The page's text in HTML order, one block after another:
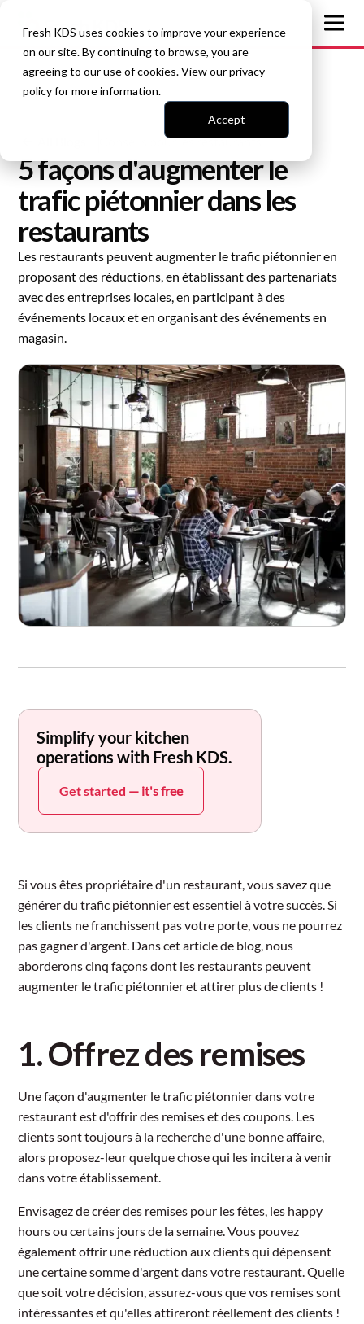
Fresh KDS uses cookies to improve your experience
on our site. By continuing to browse, you are
agreeing to our use of cookies. View ourprivacy
policyfor more information.
Accept
Conseils pour les restaurants
5 façons d'augmenter le
trafic piétonnier dans les
restaurants
Les restaurants peuvent augmenter le trafic piétonnier en
proposant des réductions, en établissant des partenariats
avec des entreprises locales, en participant à des
événements locaux et en organisant des événements en
magasin.
Simplify your kitchen
operations with Fresh KDS.
Get started — it's free
Si vous êtes propriétaire d'un restaurant, vous savez que
générer du trafic piétonnier est essentiel à votre succès. Si
les clients ne franchissent pas votre porte, vous ne pourrez
pas gagner d'argent. Dans cet article de blog, nous
aborderons cinq façons dont les restaurants peuvent
augmenter le trafic piétonnier et attirer plus de clients !
1. Offrez des remises
Une façon d'augmenter le trafic piétonnier dans votre
restaurant est d'offrir des remises et des coupons. Les
clients sont toujours à la recherche d'une bonne affaire,
alors proposez-leur quelque chose qui les incitera à venir
dans votre établissement.
Envisagez de créer des remises pour les fêtes, les happy
hours ou certains jours de la semaine. Vous pouvez
également offrir une réduction aux clients qui dépensent
une certaine somme d'argent dans votre restaurant. Quelle
que soit votre décision, assurez-vous que vos remises sont
intéressantes et qu'elles attireront réellement des clients !